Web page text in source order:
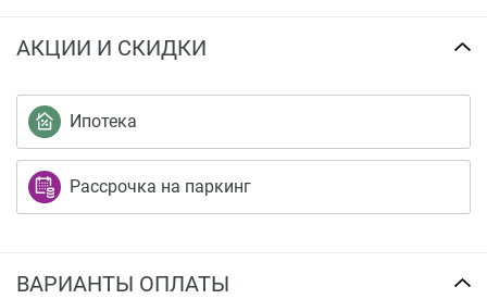
АКЦИИ И СКИДКИ
Ипотека
Рассрочка на паркинг
ВАРИАНТЫ ОПЛАТЫ